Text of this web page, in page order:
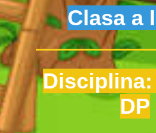
Clasa a
Disciplina:
DP